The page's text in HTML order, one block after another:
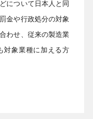
について日本人と同
金や行政処分の対象
わせ、従来の製造業
対象業種に加える方